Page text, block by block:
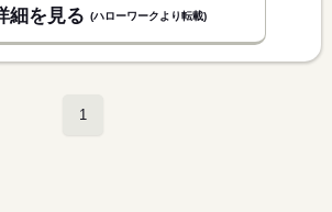
細を見る (ハローワークより転載)
1